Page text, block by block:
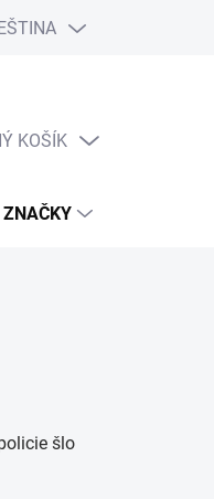
KOŠÍK
ZNAČKY
šlo